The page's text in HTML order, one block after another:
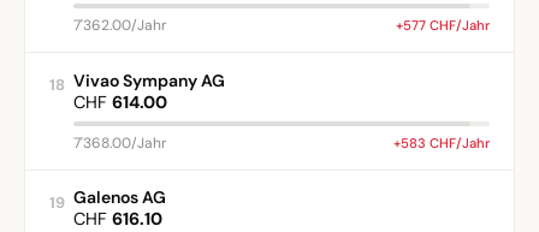
7'362.00/Jahr +577 CHF/Jahr
18 Vivao Sympany AG
CHF 614.00
7'368.00/Jahr +583 CHF/Jahr
19 Galenos AG
CHF 616.10